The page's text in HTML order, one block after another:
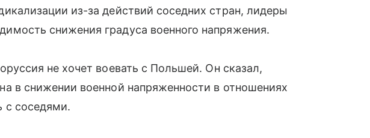
из-за действий соседних стран, лидеры
снижения градуса военного напряжения.
не хочет воевать с Польшей. Он сказал,
в снижении военной напряженности в отношениях
с соседями.